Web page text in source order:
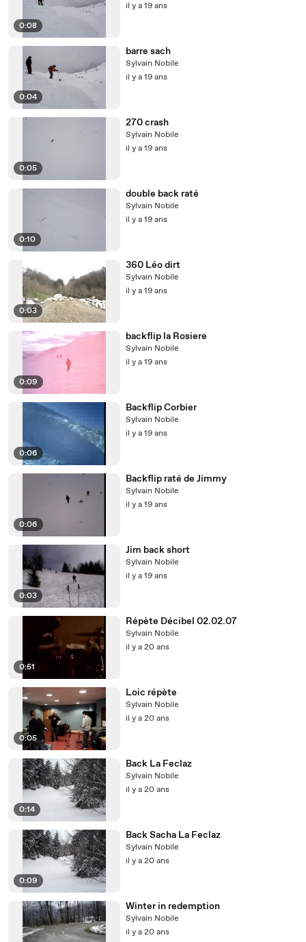
0:08
il y a 19 ans
0:04
barre sach
Sylvain Nobile
il y a 19 ans
0:05
270 crash
Sylvain Nobile
il y a 19 ans
0:10
double back raté
Sylvain Nobile
il y a 19 ans
0:03
360 Léo dirt
Sylvain Nobile
il y a 19 ans
0:09
backflip la Rosiere
Sylvain Nobile
il y a 19 ans
0:06
Backflip Corbier
Sylvain Nobile
il y a 19 ans
0:06
Backflip raté de Jimmy
Sylvain Nobile
il y a 19 ans
0:03
Jim back short
Sylvain Nobile
il y a 19 ans
0:51
Répète Décibel 02.02.07
Sylvain Nobile
il y a 20 ans
0:05
Loic répète
Sylvain Nobile
il y a 20 ans
0:14
Back La Feclaz
Sylvain Nobile
il y a 20 ans
0:09
Back Sacha La Feclaz
Sylvain Nobile
il y a 20 ans
Winter in redemption
Sylvain Nobile
il y a 20 ans